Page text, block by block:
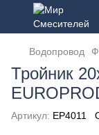
Водопровод
Тройник
Артикул: EP4011